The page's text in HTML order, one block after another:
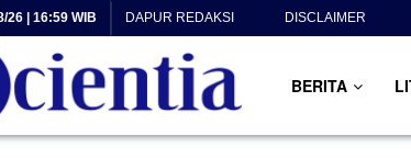
26 | 16:59 WIB DAPUR REDAKSI DISCLAIMER
BERITA